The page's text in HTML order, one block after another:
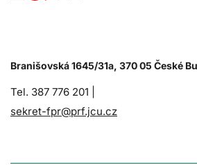
Branišovská 1645/31a, 370 05 České
Tel. 387 776 201 |
sekret-fpr@prf.jcu.cz